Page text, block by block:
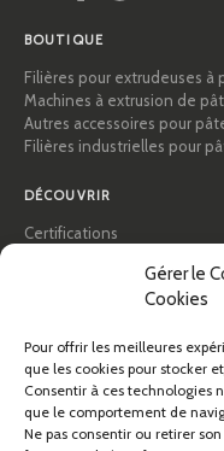
Gérer le
Cookies
Pour offrir les meilleures
que les cookies pour stocker
Consentir à ces technologies
que le comportement de
Ne pas consentir ou retirer
BOUTIQUE
Filières pour extrudeuses à
Machines à extrusion de
Autres accessoires pour
Filières industrielles pour
DÉCOUVRIR
Certifications
Conseils et guides pratiques
À propos de Pastidea
AIDE
FAQ et assistance